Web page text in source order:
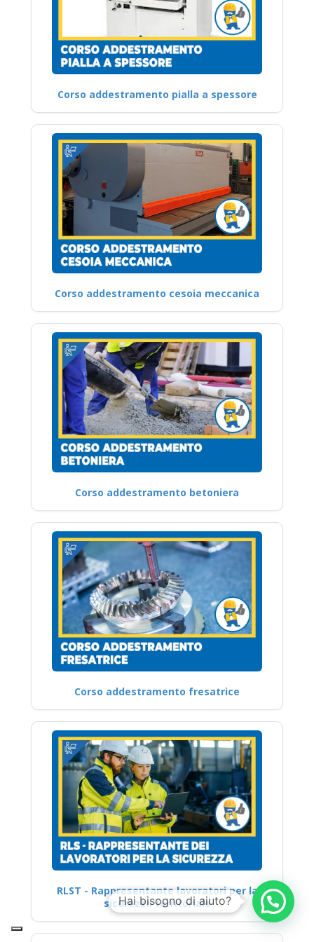
Corso addestramento pialla a spessore
Corso addestramento cesoia meccanica
Corso addestramento betoniera
Corso addestramento fresatrice
RLST - Rappresentante lavoratori per la
sicurezza territoriale